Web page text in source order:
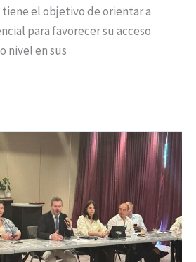
tiene el objetivo de orientar a
para favorecer su acceso
nivel en sus